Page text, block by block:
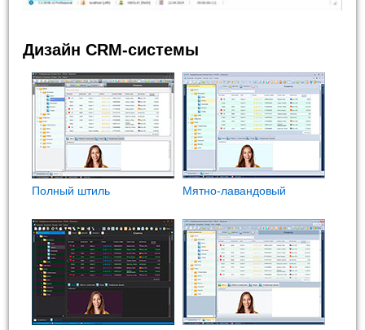
Дизайн CRM-системы
Полный штиль Мятно-лавандовый